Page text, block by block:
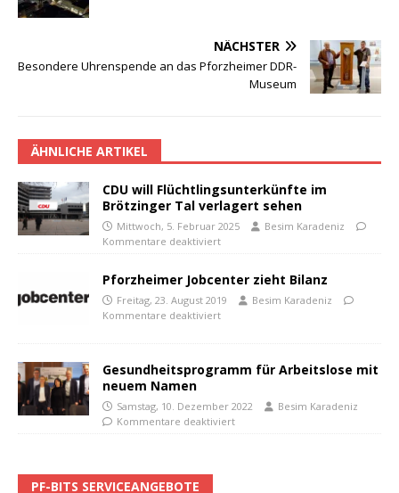
NÄCHSTER
Besondere Uhrenspende an das Pforzheimer DDR-
Museum
ÄHNLICHE ARTIKEL
CDU will Flüchtlingsunterkünfte im
Brötzinger Tal verlagert sehen
Mittwoch, 5. Februar 2025
Besim Karadeniz
Kommentare deaktiviert
Pforzheimer Jobcenter zieht Bilanz
Freitag, 23. August 2019
Besim Karadeniz
Kommentare deaktiviert
Gesundheitsprogramm für Arbeitslose mit
neuem Namen
Samstag, 10. Dezember 2022
Besim Karadeniz
Kommentare deaktiviert
PF-BITS SERVICEANGEBOTE